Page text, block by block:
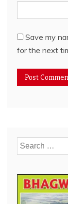
Save my
for the next
Search
for: